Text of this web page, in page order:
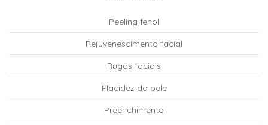
Peeling fenol
Rejuvenescimento facial
Rugas faciais
Flacidez da pele
Preenchimento